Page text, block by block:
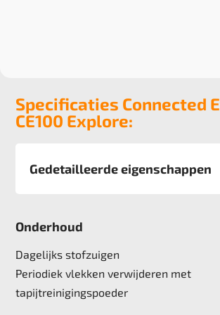
Specificaties Connected
CE100 Explore:
Gedetailleerde eigenschappen
Pool
Poolgewicht
624 g/m2
Onderhoud
Dagelijks stofzuigen
Periodiek vlekken verwijderen met
tapijtreinigingspoeder